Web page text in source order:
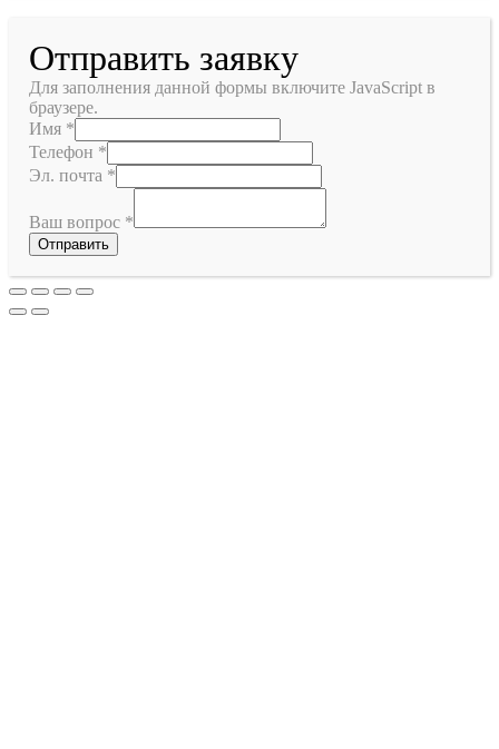
Отправить заявку
Для заполнения данной формы включите JavaScript в
браузере.
Имя *
Телефон *
Эл. почта *
Ваш вопрос *
Отправить